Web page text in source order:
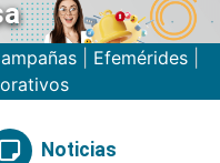
Efemérides
Noticias